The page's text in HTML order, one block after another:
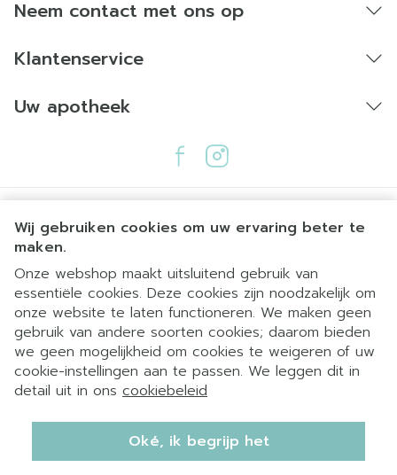
Wij gebruiken cookies om uw ervaring beter te
maken.
Onze webshop maakt uitsluitend gebruik van
essentiële cookies. Deze cookies zijn noodzakelijk om
onze website te laten functioneren. We maken geen
gebruik van andere soorten cookies; daarom bieden
we geen mogelijkheid om cookies te weigeren of uw
cookie-instellingen aan te passen. We leggen dit in
detail uit in ons cookiebeleid
Oké, ik begrijp het
Neem contact met ons op
Klantenservice
Uw apotheek
Juridische links